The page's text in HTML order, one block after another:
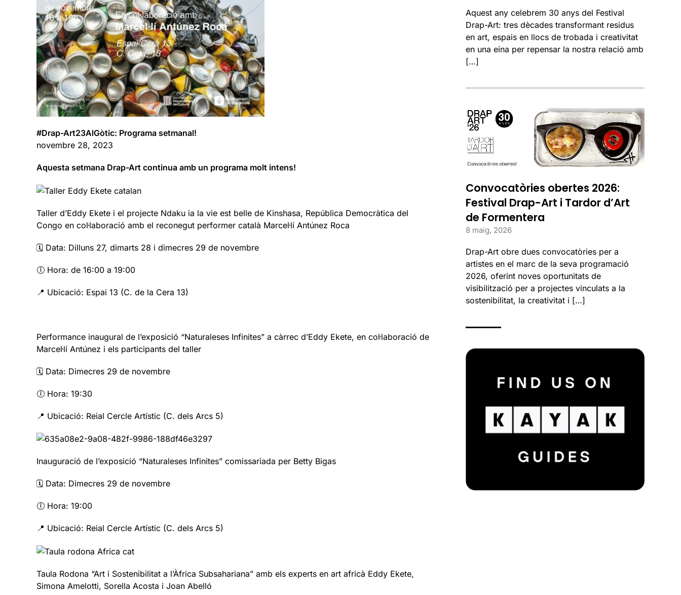
#Drap-Art23AlGòtic: Programa setmanal!
novembre 28, 2023
Aquesta setmana Drap-Art continua amb un programa molt intens!
Taller d’Eddy Ekete i el projecte Ndaku ia la vie est belle de Kinshasa, República Democràtica del
Congo en col·laboració amb el reconegut performer català Marcel·lí Antúnez Roca
🗓️ Data: Dilluns 27, dimarts 28 i dimecres 29 de novembre
🕕 Hora: de 16:00 a 19:00
📍 Ubicació: Espai 13 (C. de la Cera 13)
Performance inaugural de l’exposició “Naturaleses Infinites” a càrrec d’Eddy Ekete, en col·laboració de
Marcel·lí Antúnez i els participants del taller
🗓️ Data: Dimecres 29 de novembre
🕕 Hora: 19:30
📍 Ubicació: Reial Cercle Artístic (C. dels Arcs 5)
Inauguració de l’exposició “Naturaleses Infinites” comissariada per Betty Bigas
🗓️ Data: Dimecres 29 de novembre
🕕 Hora: 19:00
📍 Ubicació: Reial Cercle Artístic (C. dels Arcs 5)
Taula Rodona “Art i Sostenibilitat a l’Àfrica Subsahariana” amb els experts en art africà Eddy Ekete,
Simona Amelotti, Sorella Acosta i Joan Abelló
Aquest any celebrem 30 anys del Festival
Drap-Art: tres dècades transformant residus
en art, espais en llocs de trobada i creativitat
en una eina per repensar la nostra relació amb
[…]
Convocatòries obertes 2026:
Festival Drap-Art i Tardor d’Art
de Formentera
8 maig, 2026
Drap-Art obre dues convocatòries per a
artistes en el marc de la seva programació
2026, oferint noves oportunitats de
visibilització per a projectes vinculats a la
sostenibilitat, la creativitat i […]